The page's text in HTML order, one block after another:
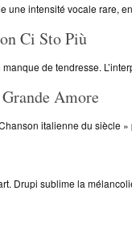
une intensité vocale rare,
Ci Sto Più
de tendresse.
Amore
italienne du
Drupi sublime la